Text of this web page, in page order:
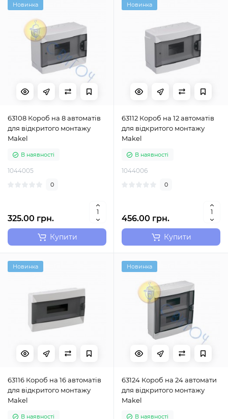
Новинка
63108 Короб на 8 автоматів
для відкритого монтажу
Makel
В наявності
1044005
0
325.00 грн.
Купити
Новинка
63112 Короб на 12 автоматів
для відкритого монтажу
Makel
В наявності
1044006
0
456.00 грн.
Купити
Новинка
63116 Короб на 16 автоматів
для відкритого монтажу
Makel
В наявності
Новинка
63124 Короб на 24 автомати
для відкритого монтажу
Makel
В наявності